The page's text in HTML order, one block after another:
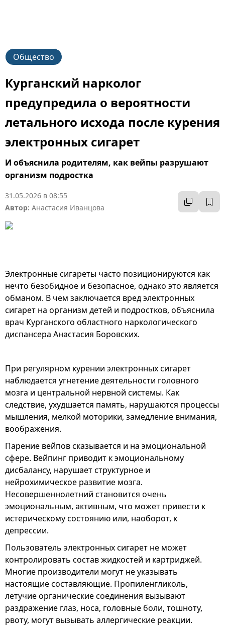
Общество
Курганский нарколог
предупредила о вероятности
летального исхода после курения
электронных сигарет
И объяснила родителям, как вейпы разрушают
организм подростка
31.05.2026 в 08:55
Автор: Анастасия Иванцова
Электронные сигареты часто позиционируются как
нечто безобидное и безопасное, однако это является
обманом. В чем заключается вред электронных
сигарет на организм детей и подростков, объяснила
врач Курганского областного наркологического
диспансера Анастасия Боровских.
При регулярном курении электронных сигарет
наблюдается угнетение деятельности головного
мозга и центральной нервной системы. Как
следствие, ухудшается память, нарушаются процессы
мышления, мелкой моторики, замедление внимания,
воображения.
Парение вейпов сказывается и на эмоциональной
сфере. Вейпинг приводит к эмоциональному
дисбалансу, нарушает структурное и
нейрохимическое развитие мозга.
Несовершеннолетний становится очень
эмоциональным, активным, что может привести к
истерическому состоянию или, наоборот, к
депрессии.
Пользователь электронных сигарет не может
контролировать состав жидкостей и картриджей.
Многие производители могут не указывать
настоящие составляющие. Пропиленгликоль,
летучие органические соединения вызывают
раздражение глаз, носа, головные боли, тошноту,
рвоту, могут вызывать аллергические реакции.